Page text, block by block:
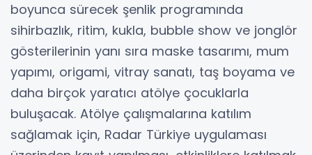
boyunca sürecek şenlik programında
sihirbazlık, ritim, kukla, bubble show ve jonglör
gösterilerinin yanı sıra maske tasarımı, mum
yapımı, origami, vitray sanatı, taş boyama ve
daha birçok yaratıcı atölye çocuklarla
buluşacak. Atölye çalışmalarına katılım
sağlamak için, Radar Türkiye uygulaması